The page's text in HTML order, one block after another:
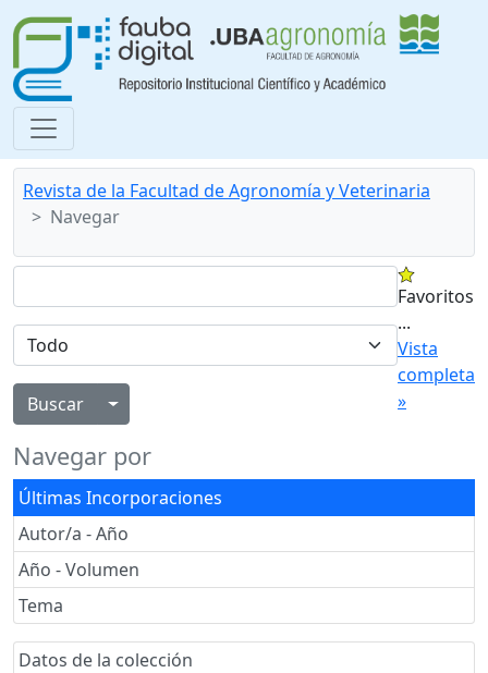
Revista de la Facultad de Agronomía y Veterinaria
Navegar
Alternar menú desplegable
Favoritos
...
Vista
completa
»
Navegar por
Últimas Incorporaciones
Autor/a - Año
Año - Volumen
Tema
Datos de la colección